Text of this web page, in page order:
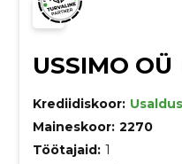
USSIMO OÜ
Krediidiskoor:
Maineskoor: 2270
Töötajaid: 1